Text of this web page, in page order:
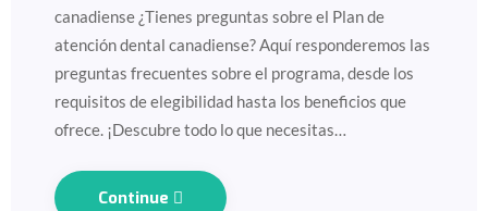
canadiense ¿Tienes preguntas sobre el Plan de
atención dental canadiense? Aquí responderemos las
preguntas frecuentes sobre el programa, desde los
requisitos de elegibilidad hasta los beneficios que
ofrece. ¡Descubre todo lo que necesitas…
Continue